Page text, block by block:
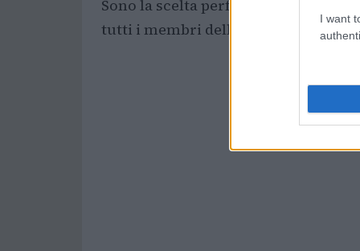
I want
Sono la scelta perfetta per chi vuole
tutti i membri della famiglia.